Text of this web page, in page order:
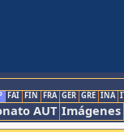
FAI FIN FRA GER GRE INA
AUT Imágenes